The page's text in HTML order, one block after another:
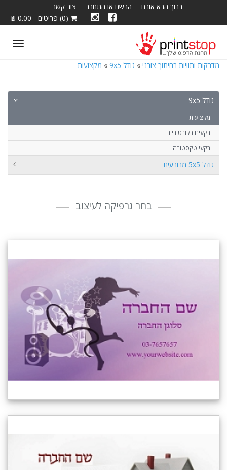
ברוך הבא אורח הרשם או התחבר
צור קשר
(0) פריטים - 0.00 ₪
מדבקות ותוויות בחיתוך צורני » גודל 9x5 » מקצועות
גודל 9x5
מקצועות
רקעים דקורטיביים
רקעי טקסטורה
גודל 5x5 מרובעים
בחר גרפיקה לעיצוב